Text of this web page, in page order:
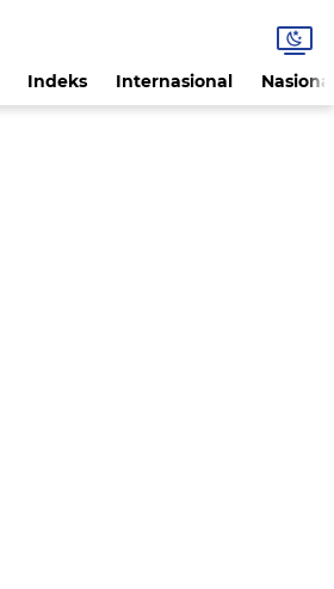
Indeks Internasional